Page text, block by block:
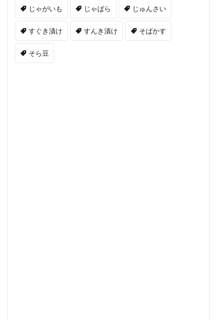
じゃがいも じゃばら じゅんさい
すぐき漬け すんき漬け そばかす
そら豆